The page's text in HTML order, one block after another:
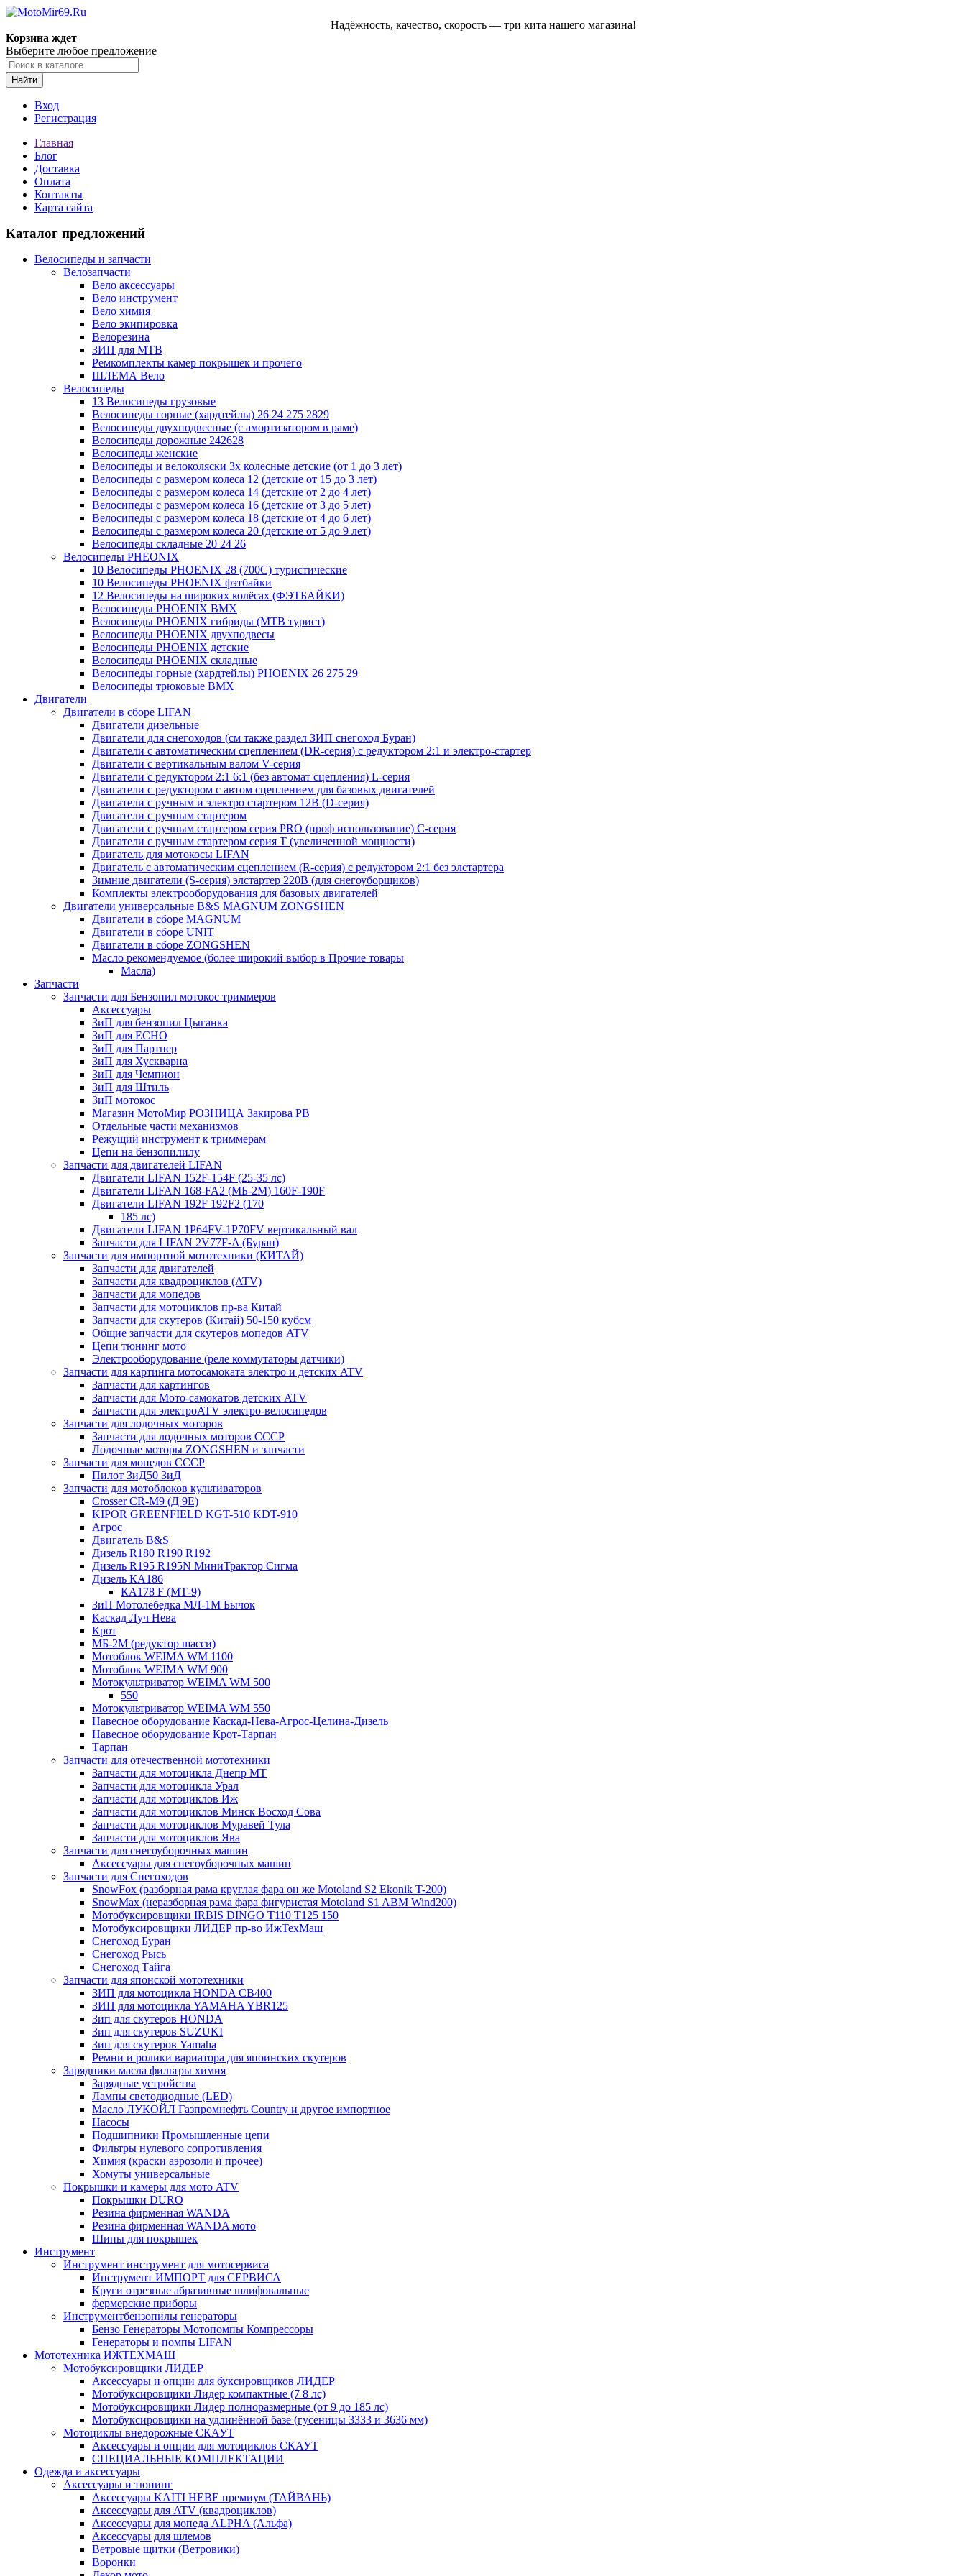
Надёжность, качество, скорость — три кита нашего магазина!
Корзина ждет
Выберите любое предложение
Найти
Вход
Регистрация
Главная
Блог
Доставка
Оплата
Контакты
Карта сайта
Каталог предложений
Велосипеды и запчасти
Велозапчасти
Вело аксессуары
Вело инструмент
Вело химия
Вело экипировка
Велорезина
ЗИП для MTB
Ремкомплекты камер покрышек и прочего
ШЛЕМА Вело
Велосипеды
13 Велосипеды грузовые
Велосипеды горные (хардтейлы) 26 24 275 2829
Велосипеды двухподвесные (с амортизатором в раме)
Велосипеды дорожные 242628
Велосипеды женские
Велосипеды и велоколяски 3х колесные детские (от 1 до 3 лет)
Велосипеды с размером колеса 12 (детские от 15 до 3 лет)
Велосипеды с размером колеса 14 (детские от 2 до 4 лет)
Велосипеды с размером колеса 16 (детские от 3 до 5 лет)
Велосипеды с размером колеса 18 (детские от 4 до 6 лет)
Велосипеды с размером колеса 20 (детские от 5 до 9 лет)
Велосипеды складные 20 24 26
Велосипеды PHEONIX
10 Велосипеды PHOENIX 28 (700С) туристические
10 Велосипеды PHOENIX фэтбайки
12 Велосипеды на широких колёсах (ФЭТБАЙКИ)
Велосипеды PHOENIX BMX
Велосипеды PHOENIX гибриды (MTB турист)
Велосипеды PHOENIX двухподвесы
Велосипеды PHOENIX детские
Велосипеды PHOENIX складные
Велосипеды горные (хардтейлы) PHOENIX 26 275 29
Велосипеды трюковые BMX
Двигатели
Двигатели в сборе LIFAN
Двигатели дизельные
Двигатели для снегоходов (см также раздел ЗИП снегоход Буран)
Двигатели с автоматическим сцеплением (DR-серия) с редуктором 2:1 и электро-стартер
Двигатели с вертикальным валом V-серия
Двигатели с редуктором 2:1 6:1 (без автомат сцепления) L-серия
Двигатели с редуктором с автом сцеплением для базовых двигателей
Двигатели с ручным и электро стартером 12В (D-серия)
Двигатели с ручным стартером
Двигатели с ручным стартером серия PRO (проф использование) C-серия
Двигатели с ручным стартером серия Т (увеличенной мощности)
Двигатель для мотокосы LIFAN
Двигатель с автоматическим сцеплением (R-серия) с редуктором 2:1 без элстартера
Зимние двигатели (S-серия) элстартер 220В (для снегоуборщиков)
Комплекты электрооборудования для базовых двигателей
Двигатели универсальные B&S MAGNUM ZONGSHEN
Двигатели в сборе MAGNUM
Двигатели в сборе UNIT
Двигатели в сборе ZONGSHEN
Масло рекомендуемое (более широкий выбор в Прочие товары
Масла)
Запчасти
Запчасти для Бензопил мотокос триммеров
Аксессуары
ЗиП для бензопил Цыганка
ЗиП для ЕСНО
ЗиП для Партнер
ЗиП для Хускварна
ЗиП для Чемпион
ЗиП для Штиль
ЗиП мотокос
Магазин МотоМир РОЗНИЦА Закирова РВ
Отдельные части механизмов
Режущий инструмент к триммерам
Цепи на бензопилилу
Запчасти для двигателей LIFAN
Двигатели LIFAN 152F-154F (25-35 лс)
Двигатели LIFAN 168-FA2 (МБ-2М) 160F-190F
Двигатели LIFAN 192F 192F2 (170
185 лс)
Двигатели LIFAN 1Р64FV-1Р70FV вертикальный вал
Запчасти для LIFAN 2V77F-A (Буран)
Запчасти для импортной мототехники (КИТАЙ)
Запчасти для двигателей
Запчасти для квадроциклов (ATV)
Запчасти для мопедов
Запчасти для мотоциклов пр-ва Китай
Запчасти для скутеров (Китай) 50-150 кубсм
Общие запчасти для скутеров мопедов ATV
Цепи тюнинг мото
Электрооборудование (реле коммутаторы датчики)
Запчасти для картинга мотосамоката электро и детских ATV
Запчасти для картингов
Запчасти для Мото-самокатов детских ATV
Запчасти для электроATV электро-велосипедов
Запчасти для лодочных моторов
Запчасти для лодочных моторов СССР
Лодочные моторы ZONGSHEN и запчасти
Запчасти для мопедов СССР
Пилот ЗиД50 ЗиД
Запчасти для мотоблоков культиваторов
Crosser CR-M9 (Д 9Е)
KIPOR GREENFIELD KGT-510 KDT-910
Агрос
Двигатель B&S
Дизель R180 R190 R192
Дизель R195 R195N МиниТрактор Сигма
Дизель КА186
КА178 F (МТ-9)
ЗиП Мотолебедка МЛ-1М Бычок
Каскад Луч Нева
Крот
МБ-2М (редуктор шасси)
Мотоблок WEIMA WM 1100
Мотоблок WEIMA WM 900
Мотокультриватор WEIMA WM 500
550
Мотокультриватор WEIMA WM 550
Навесное оборудование Каскад-Нева-Агрос-Целина-Дизель
Навесное оборудование Крот-Тарпан
Тарпан
Запчасти для отечественной мототехники
Запчасти для мотоцикла Днепр МТ
Запчасти для мотоцикла Урал
Запчасти для мотоциклов Иж
Запчасти для мотоциклов Минск Восход Сова
Запчасти для мотоциклов Муравей Тула
Запчасти для мотоциклов Ява
Запчасти для снегоуборочных машин
Аксессуары для снегоуборочных машин
Запчасти для Снегоходов
SnowFox (разборная рама круглая фара он же Motoland S2 Ekonik T-200)
SnowMax (неразборная рама фара фигуристая Motoland S1 ABM Wind200)
Мотобуксировщики IRBIS DINGO Т110 Т125 150
Мотобуксировщики ЛИДЕР пр-во ИжТехМаш
Снегоход Буран
Снегоход Рысь
Снегоход Тайга
Запчасти для японской мототехники
ЗИП для мотоцикла HONDA CB400
ЗИП для мотоцикла YAMAHA YBR125
Зип для скутеров HONDA
Зип для скутеров SUZUKI
Зип для скутеров Yamaha
Ремни и ролики вариатора для япоинских скутеров
Зарядники масла фильтры химия
Зарядные устройства
Лампы светодиодные (LED)
Масло ЛУКОЙЛ Газпромнефть Country и другое импортное
Насосы
Подшипники Промышленные цепи
Фильтры нулевого сопротивления
Химия (краски аэрозоли и прочее)
Хомуты универсальные
Покрышки и камеры для мото ATV
Покрышки DURO
Резина фирменная WANDA
Резина фирменная WANDA мото
Шипы для покрышек
Инструмент
Инструмент инструмент для мотосервиса
Инструмент ИМПОРТ для СЕРВИСА
Круги отрезные абразивные шлифовальные
фермерские приборы
Инструментбензопилы генераторы
Бензо Генераторы Мотопомпы Компрессоры
Генераторы и помпы LIFAN
Мототехника ИЖТЕХМАШ
Мотобуксировщики ЛИДЕР
Аксессуары и опции для буксировщиков ЛИДЕР
Мотобуксировщики Лидер компактные (7 8 лс)
Мотобуксировщики Лидер полноразмерные (от 9 до 185 лс)
Мотобуксировщики на удлинённой базе (гусеницы 3333 и 3636 мм)
Мотоциклы внедорожные СКАУТ
Аксессуары и опции для мотоциклов СКАУТ
СПЕЦИАЛЬНЫЕ КОМПЛЕКТАЦИИ
Одежда и аксессуары
Аксессуары и тюнинг
Аксессуары KAITI HEBE премиум (ТАЙВАНЬ)
Аксессуары для ATV (квадроциклов)
Аксессуары для мопеда ALPHA (Альфа)
Аксессуары для шлемов
Ветровые щитки (Ветровики)
Воронки